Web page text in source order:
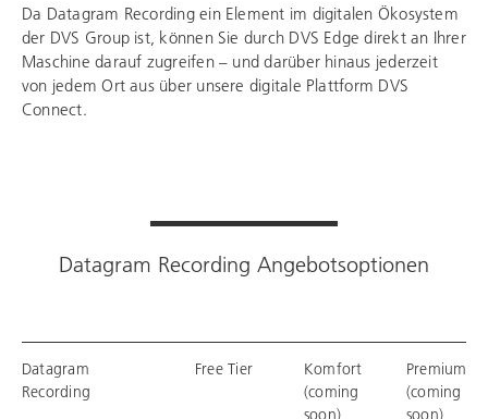
Da Datagram Recording ein Element im digitalen Ökosystem
der DVS Group ist, können Sie durch DVS Edge direkt an Ihrer
Maschine darauf zugreifen – und darüber hinaus jederzeit
von jedem Ort aus über unsere digitale Plattform DVS
Connect.
Datagram Recording Angebotsoptionen
Datagram
Recording
Free Tier
Komfort
(coming
soon)
Premium
(coming
soon)